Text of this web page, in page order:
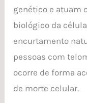
genético e atuam
biológico da
encurtamento
pessoas com
ocorre de forma
de morte celular.